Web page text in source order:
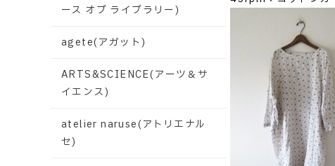
ース オブ ライブラリー)
agete(アガット)
ARTS&SCIENCE(アーツ＆サ
イエンス)
atelier naruse(アトリエナル
セ)